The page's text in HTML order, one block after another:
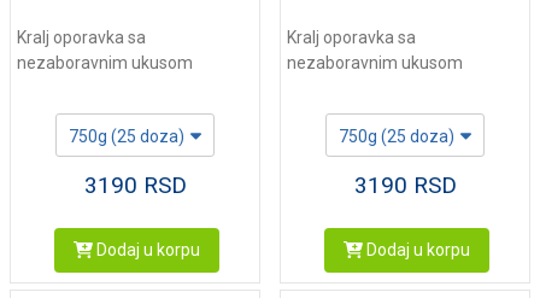
Kralj oporavka sa
nezaboravnim ukusom
750g (25 doza)
3190 RSD
Dodaj u korpu
Kralj oporavka sa
nezaboravnim ukusom
750g (25 doza)
3190 RSD
Dodaj u korpu